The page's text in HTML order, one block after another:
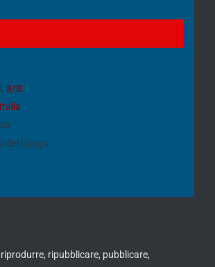
8/B
Italia
del Luogo
ripubblicare, pubblicare,